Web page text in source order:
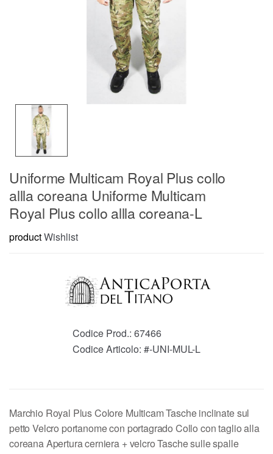
Uniforme Multicam Royal Plus collo
allla coreana Uniforme Multicam
Royal Plus collo allla coreana-L
productWishlist
Codice Prod.: 67466
Codice Articolo: #-UNI-MUL-L
Marchio Royal Plus Colore Multicam Tasche inclinate sul
petto Velcro portanome con portagrado Collo con taglio alla
coreana Apertura cerniera + velcro Tasche sulle spalle